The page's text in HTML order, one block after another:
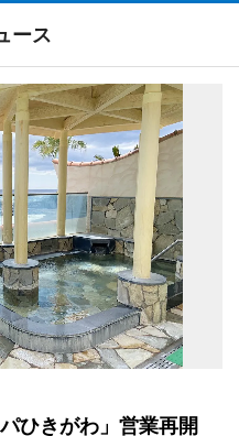
ース
ひきがわ」営業再開